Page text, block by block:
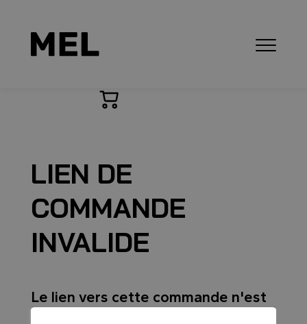
LIEN DE
COMMANDE
INVALIDE
Le lien vers cette commande n'est
pas valide.